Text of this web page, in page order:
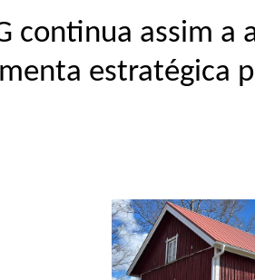
continua assim
estratégica